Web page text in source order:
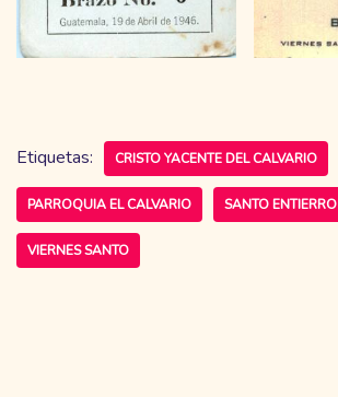
Etiquetas: CRISTO YACENTE DEL CALVARIO
PARROQUIA EL CALVARIO SANTO ENTIERRO
VIERNES SANTO